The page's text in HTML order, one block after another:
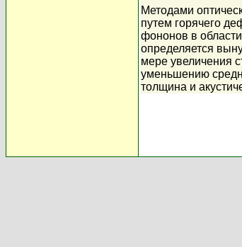
Методами
путем горячего
фононов в
определяется
мере увеличения
уменьшению
толщина и